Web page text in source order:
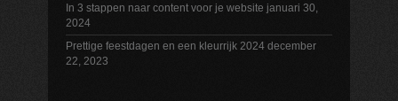
In 3 stappen naar content voor je website januari 30,
2024
Prettige feestdagen en een kleurrijk 2024 december
22, 2023